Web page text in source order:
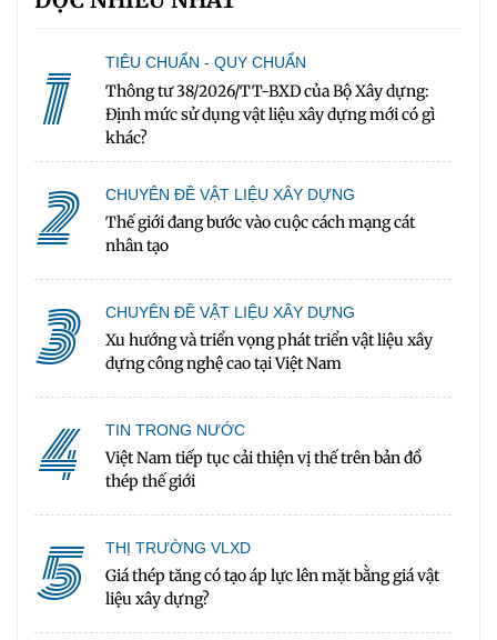
1 TIÊU CHUẨN - QUY CHUẨN
Thông tư 38/2026/TT-BXD của Bộ Xây dựng:
Định mức sử dụng vật liệu xây dựng mới có gì
khác?
2 CHUYÊN ĐỀ VẬT LIỆU XÂY DỰNG
Thế giới đang bước vào cuộc cách mạng cát
nhân tạo
3 CHUYÊN ĐỀ VẬT LIỆU XÂY DỰNG
Xu hướng và triển vọng phát triển vật liệu xây
dựng công nghệ cao tại Việt Nam
4 TIN TRONG NƯỚC
Việt Nam tiếp tục cải thiện vị thế trên bản đồ
thép thế giới
5 THỊ TRƯỜNG VLXD
Giá thép tăng có tạo áp lực lên mặt bằng giá vật
liệu xây dựng?